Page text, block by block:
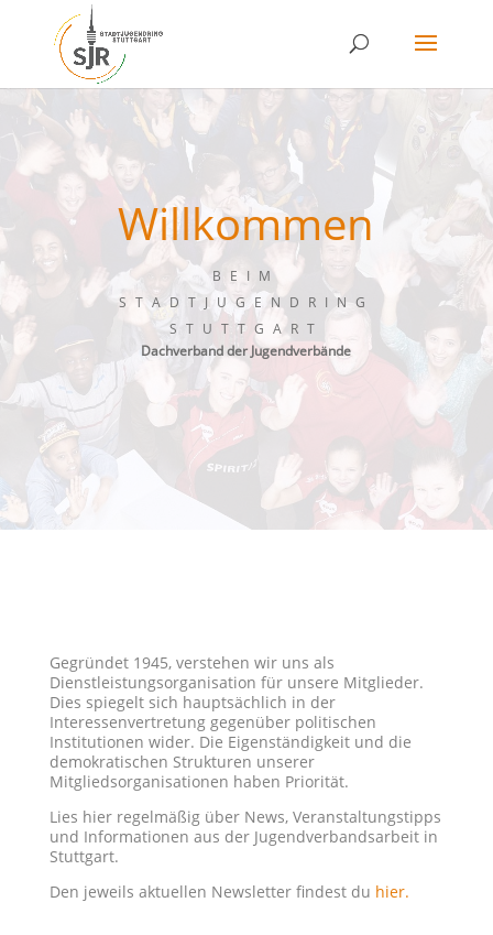
Willkommen
BEIM
STADTJUGENDRING
STUTTGART
Dachverband der Jugendverbände
Gegründet 1945, verstehen wir uns als
Dienstleistungsorganisation für unsere Mitglieder.
Dies spiegelt sich hauptsächlich in der
Interessenvertretung gegenüber politischen
Institutionen wider. Die Eigenständigkeit und die
demokratischen Strukturen unserer
Mitgliedsorganisationen haben Priorität.
Lies hier regelmäßig über News, Veranstaltungstipps
und Informationen aus der Jugendverbandsarbeit in
Stuttgart.
Den jeweils aktuellen Newsletter findest du hier.